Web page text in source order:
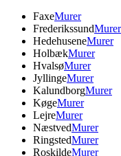
FaxeMurer
FrederikssundMurer
HedehuseneMurer
HolbækMurer
HvalsøMurer
JyllingeMurer
KalundborgMurer
KøgeMurer
LejreMurer
NæstvedMurer
RingstedMurer
RoskildeMurer